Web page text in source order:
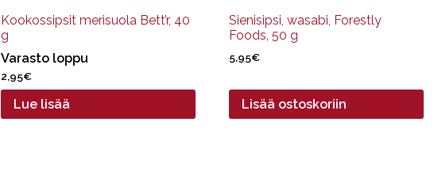
Kookossipsit merisuola Bett’r, 40
g
Varasto loppu
2,95€
Lue lisää
Sienisipsi, wasabi, Forestly
Foods, 50 g
5,95€
Lisää ostoskoriin